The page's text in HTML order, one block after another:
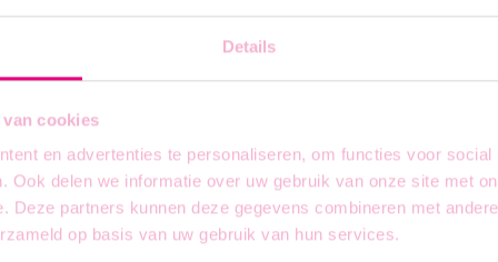
Details
cookies
en advertenties te personaliseren, om functies voor social
Ook delen we informatie over uw gebruik van onze site met
Deze partners kunnen deze gegevens combineren met
op basis van uw gebruik van hun services.
en gezondheid
en
en
Eeklo / Dagwerk